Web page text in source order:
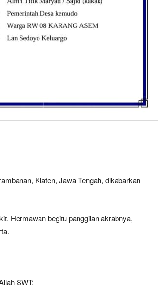
Klaten, Jawa Tengah, dikabarkan
Hermawan begitu panggilan akrabnya,
SWT: